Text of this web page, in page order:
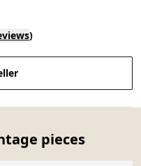
)
pieces